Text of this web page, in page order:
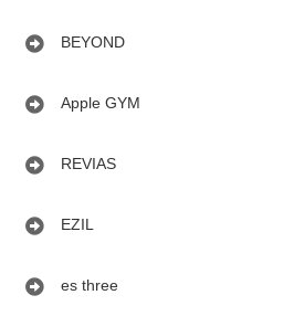
BEYOND
Apple GYM
REVIAS
EZIL
es three